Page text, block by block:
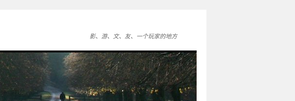
影、游、文、友、一个玩家的地方